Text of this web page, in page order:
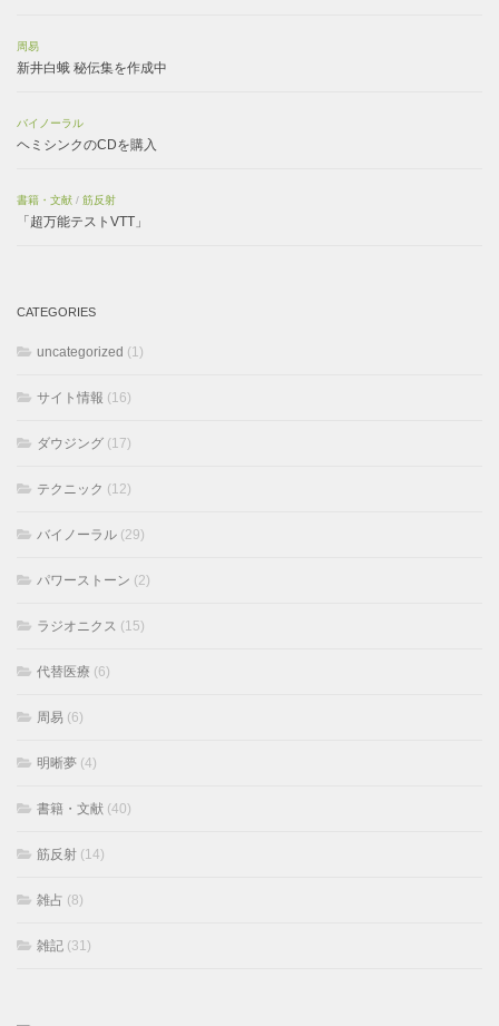
周易
新井白蛾 秘伝集を作成中
バイノーラル
ヘミシンクのCDを購入
書籍・文献 / 筋反射
「超万能テストVTT」
CATEGORIES
uncategorized (1)
サイト情報 (16)
ダウジング (17)
テクニック (12)
バイノーラル (29)
パワーストーン (2)
ラジオニクス (15)
代替医療 (6)
周易 (6)
明晰夢 (4)
書籍・文献 (40)
筋反射 (14)
雑占 (8)
雑記 (31)